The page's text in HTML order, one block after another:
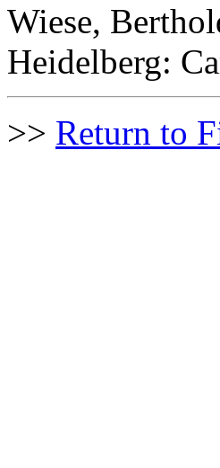
Wiese,
Heidelberg:
>> Return to